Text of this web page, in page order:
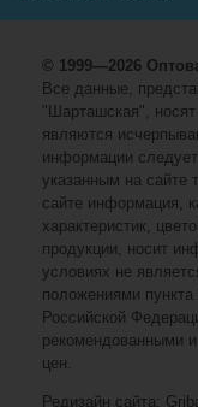
© 1999—2026
Все данные,
"Шарташская",
являются
информации
указанным на сайте
сайте информация,
характеристик,
продукции, носит
условиях не
положениями пункта
Российской
рекомендованными
цен.
Редизайн сайта: